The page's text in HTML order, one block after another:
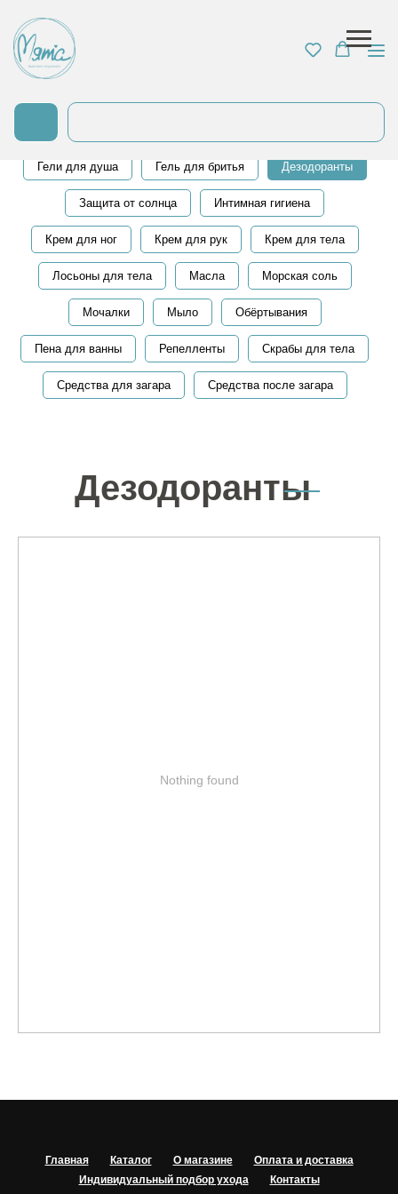
Гели для душа Гель для бритья Дезодоранты
Защита от солнца Интимная гигиена
Крем для ног Крем для рук Крем для тела
Лосьоны для тела Масла Морская соль
Мочалки Мыло Обёртывания
Пена для ванны Репелленты Скрабы для тела
Средства для загара Средства после загара
Дезодоранты
Nothing found
Главная Каталог О магазине
Оплата и доставка
Индивидуальный подбор ухода
Контакты